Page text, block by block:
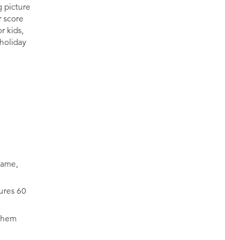
picture
score
kids,
60